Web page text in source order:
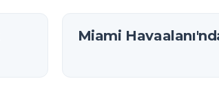
Miami